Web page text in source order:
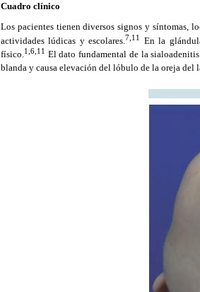
Cuadro clínico
Los pacientes tienen diversos signos y síntomas,
actividades lúdicas y escolares. 7,11
En la
físico.1,6,11 El dato fundamental de la
blanda y causa elevación del lóbulo de la oreja del